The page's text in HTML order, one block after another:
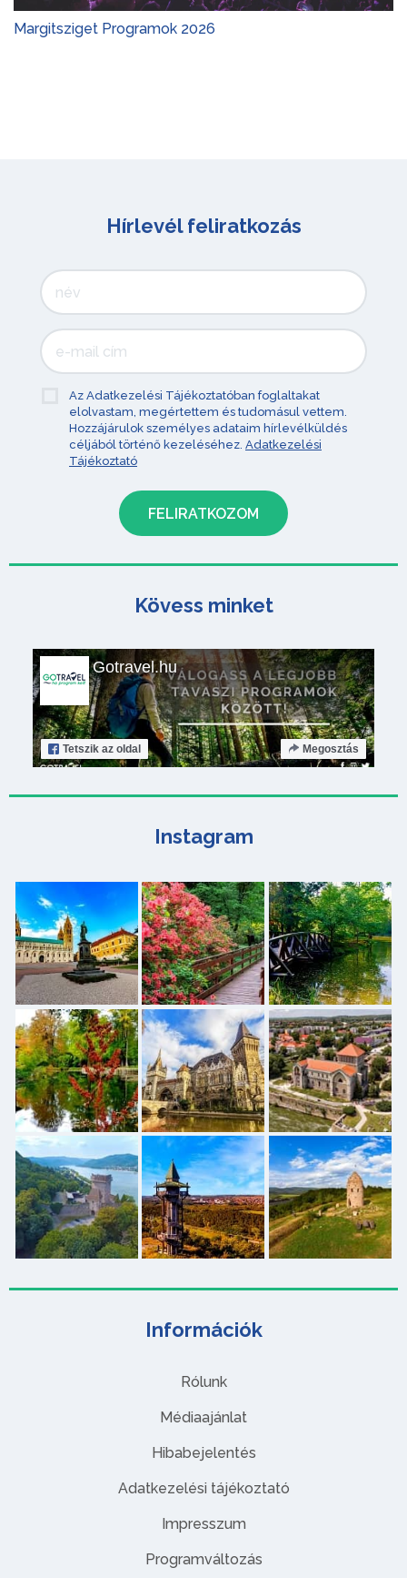
Margitsziget Programok 2026
Információk
Rólunk
Médiaajánlat
Hibabejelentés
Adatkezelési tájékoztató
Impresszum
Programváltozás
Hírlevél feliratkozás
Az Adatkezelési Tájékoztatóban foglaltakat
elolvastam, megértettem és tudomásul vettem.
Hozzájárulok személyes adataim hírlevélküldés
céljából történő kezeléséhez. Adatkezelési
Tájékoztató
Kövess minket
Gotravel.hu
Tetszik az oldal Megosztás
Instagram